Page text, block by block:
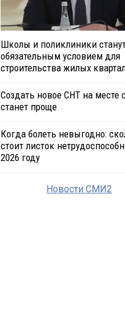
Школы и поликлиники
обязательным условием для
строительства жилых
Создать новое СНТ на месте
станет проще
Когда болеть невыгодно:
стоит листок
2026 году
Новости СМИ2